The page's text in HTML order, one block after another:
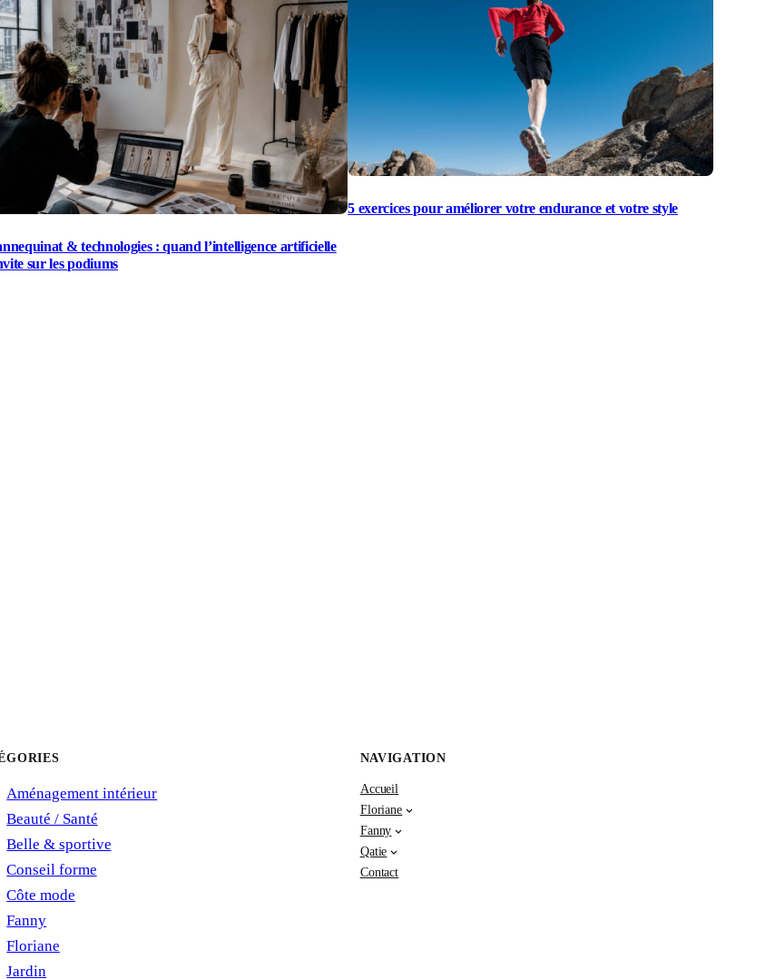
& technologies : quand l’intelligence artificielle
sur les podiums
5 exercices pour améliorer votre endurance et votre style
Aménagement intérieur
Beauté / Santé
Belle & sportive
Conseil forme
Côte mode
Fanny
Floriane
Jardin
NAVIGATION
Accueil
Floriane
Fanny
Qatie
Contact